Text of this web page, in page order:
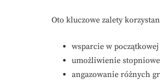
Oto kluczowe zalety
wsparcie w
umożliwienie
angazowanie różnych